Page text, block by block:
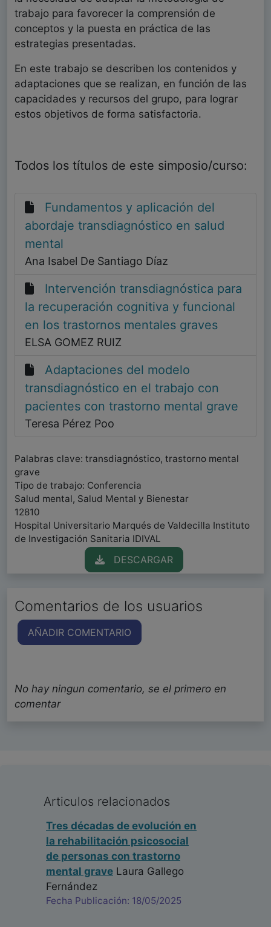
trabajo para favorecer la comprensión de
conceptos y la puesta en práctica de las
estrategias presentadas.
En este trabajo se describen los contenidos y
adaptaciones que se realizan, en función de las
capacidades y recursos del grupo, para lograr
estos objetivos de forma satisfactoria.
Todos los títulos de este simposio/curso:
Fundamentos y aplicación del
abordaje transdiagnóstico en salud
mental
Ana Isabel De Santiago Díaz
Intervención transdiagnóstica para
la recuperación cognitiva y funcional
en los trastornos mentales graves
ELSA GOMEZ RUIZ
Adaptaciones del modelo
transdiagnóstico en el trabajo con
pacientes con trastorno mental grave
Teresa Pérez Poo
Palabras clave: transdiagnóstico, trastorno mental
grave
Tipo de trabajo: Conferencia
Salud mental, Salud Mental y Bienestar
12810
Hospital Universitario Marqués de Valdecilla Instituto
de Investigación Sanitaria IDIVAL
DESCARGAR
Comentarios de los usuarios
AÑADIR COMENTARIO
No hay ningun comentario, se el primero en
comentar
Articulos relacionados
Tres décadas de evolución en
la rehabilitación psicosocial
de personas con trastorno
mental grave Laura Gallego
Fernández
Fecha Publicación: 18/05/2025